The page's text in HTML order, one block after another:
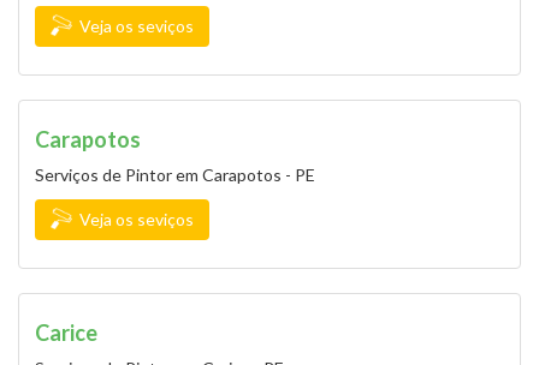
Veja os seviços
Carapotos
Serviços de Pintor em Carapotos - PE
Veja os seviços
Carice